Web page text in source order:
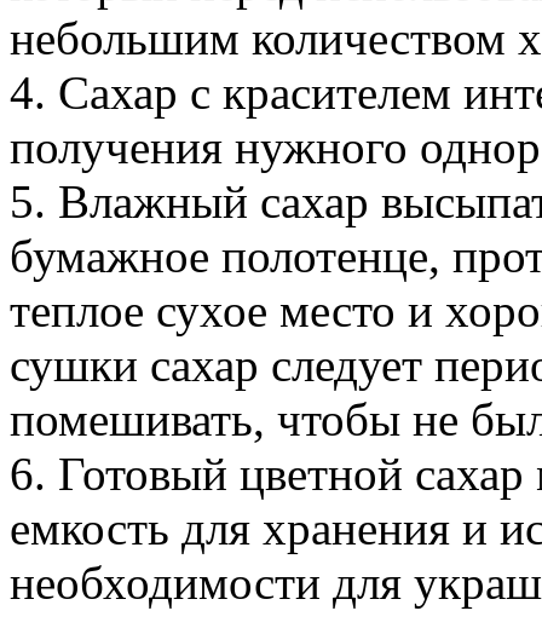
небольшим количеством
4. Сахар с красителем
получения нужного
5. Влажный сахар
бумажное полотенце,
теплое сухое место и
сушки сахар следует
помешивать, чтобы не
6. Готовый цветной
емкость для хранения и
необходимости для